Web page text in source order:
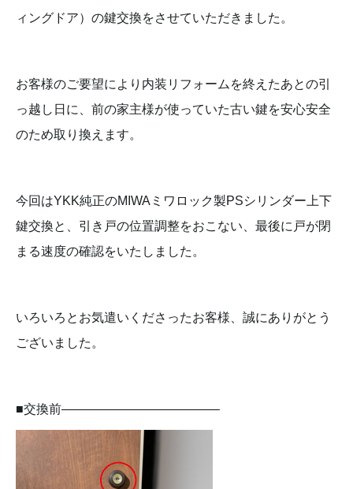
ィングドア）の鍵交換をさせていただきました。
お客様のご要望により内装リフォームを終えたあとの引
っ越し日に、前の家主様が使っていた古い鍵を安心安全
のため取り換えます。
今回はYKK純正のMIWAミワロック製PSシリンダー上下
鍵交換と、引き戸の位置調整をおこない、最後に戸が閉
まる速度の確認をいたしました。
いろいろとお気遣いくださったお客様、誠にありがとう
ございました。
■交換前————————————–